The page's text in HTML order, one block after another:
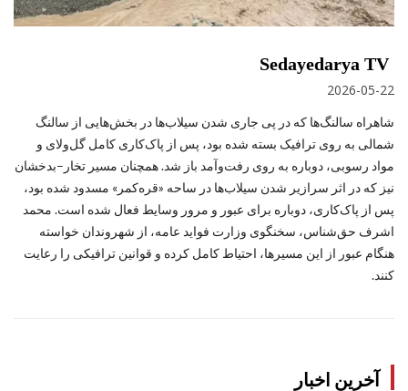
Sedayedarya TV
2026-05-22
شاهراه سالنگ‌ها که در پی جاری شدن سیلاب‌ها در بخش‌هایی از سالنگ
شمالی به روی ترافیک بسته شده بود، پس از پاک‌کاری کامل گل‌ولای و
مواد رسوبی، دوباره به روی رفت‌وآمد باز شد. همچنان مسیر تخار–بدخشان
نیز که در اثر سرازیر شدن سیلاب‌ها در ساحه «قره‌کمر» مسدود شده بود،
پس از پاک‌کاری، دوباره برای عبور و مرور وسایط فعال شده است. محمد
اشرف حق‌شناس، سخنگوی وزارت فواید عامه، از شهروندان خواسته
هنگام عبور از این مسیرها، احتیاط کامل کرده و قوانین ترافیکی را رعایت
کنند.
آخرین اخبار